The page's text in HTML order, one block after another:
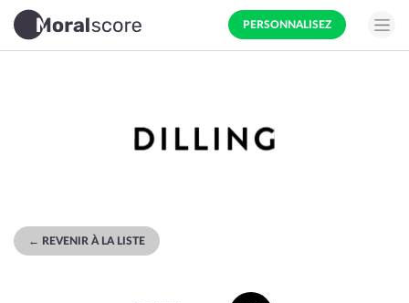
PERSONNALISEZ
← REVENIR À LA LISTE